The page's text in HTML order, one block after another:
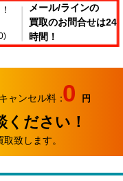
ですね～。雨の中
ンパニー サークル
メール/ラインの
買取のお問合せは24
時間！
キャンセル料：0 円
ください！
致します。